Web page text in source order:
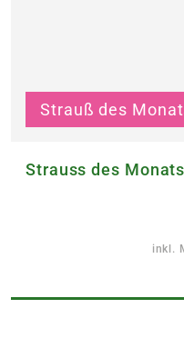
Strauß des
Strauss des Monats
inkl.